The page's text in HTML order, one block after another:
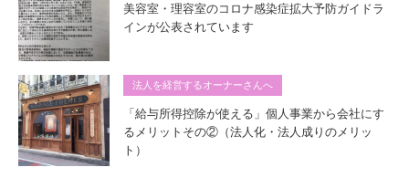
美容室・理容室のコロナ感染症拡大予防ガイドラ
インが公表されています
法人を経営するオーナーさんへ
「給与所得控除が使える」個人事業から会社にす
るメリットその②（法人化・法人成りのメリッ
ト）